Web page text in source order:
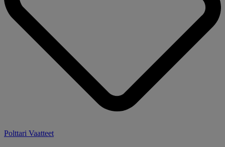
Polttari Vaatteet